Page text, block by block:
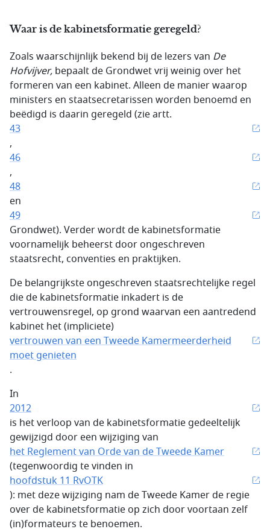
Waar is de kabinetsformatie geregeld?
Zoals waarschijnlijk bekend bij de lezers van De
Hofvijver, bepaalt de Grondwet vrij weinig over het
formeren van een kabinet. Alleen de manier waarop
ministers en staatsecretarissen worden benoemd en
beëdigd is daarin geregeld (zie artt.
43
,
46
,
48
en
49
Grondwet). Verder wordt de kabinetsformatie
voornamelijk beheerst door ongeschreven
staatsrecht, conventies en praktijken.
De belangrijkste ongeschreven staatsrechtelijke regel
die de kabinetsformatie inkadert is de
vertrouwensregel, op grond waarvan een aantredend
kabinet het (impliciete)
vertrouwen van een Tweede Kamermeerderheid
moet genieten
.
In
2012
is het verloop van de kabinetsformatie gedeeltelijk
gewijzigd door een wijziging van
het Reglement van Orde van de Tweede Kamer
(tegenwoordig te vinden in
hoofdstuk 11 RvOTK
): met deze wijziging nam de Tweede Kamer de regie
over de kabinetsformatie op zich door voortaan zelf
(in)formateurs te benoemen.